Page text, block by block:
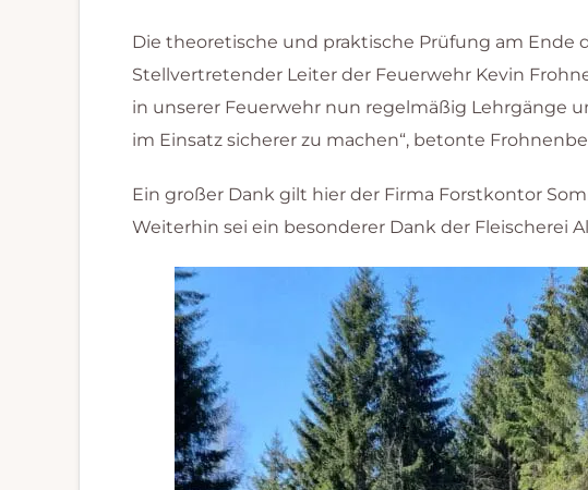
Die theoretische und praktische Prüfung am Ende
Stellvertretender Leiter der Feuerwehr Kevin
in unserer Feuerwehr nun regelmäßig Lehrgänge
im Einsatz sicherer zu machen“, betonte
Ein großer Dank gilt hier der Firma Forstkontor
Weiterhin sei ein besonderer Dank der Fleischerei